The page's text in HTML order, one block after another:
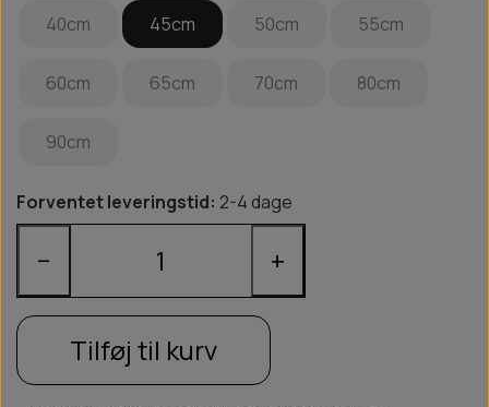
40cm 45cm 50cm 55cm
60cm 65cm 70cm 80cm
90cm
Forventet leveringstid: 2-4 dage
− +
Tilføj til kurv